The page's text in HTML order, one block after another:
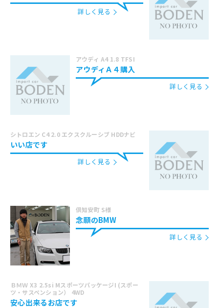
詳しく見る
アウディ A4 1.8 TFSI
アウディＡ４購入
詳しく見る
シトロエン C4 2.0 エクスクルーシブ HDDナビ
いい店です
詳しく見る
倶知安町 S様
念願のBMW
詳しく見る
ＢＭＷ X3 2.5si MスポーツパッケージI (スポー
ツ・サスペンション） 4WD
安心出来るお店です